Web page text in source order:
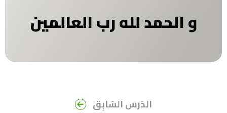
والحمد لله رب العالمين
الدَرس السَابِق